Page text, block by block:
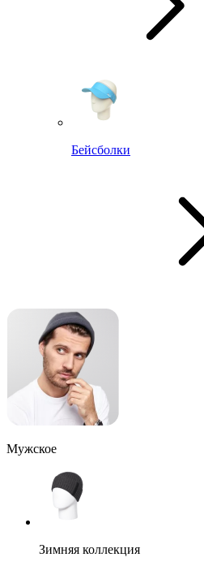
Бейсболки
Мужское
Зимняя коллекция